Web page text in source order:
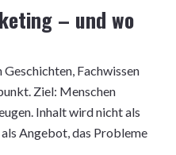
– und wo
Fachwissen
Ziel: Menschen
Inhalt wird nicht als
Angebot, das Probleme